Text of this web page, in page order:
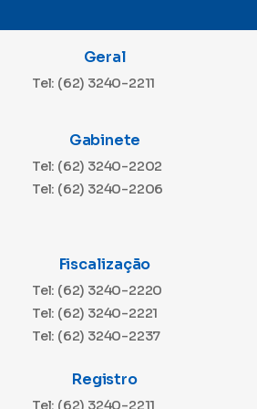
Geral
Tel: (62) 3240-2211
Gabinete
Tel: (62) 3240-2202
Tel: (62) 3240-2206
Fiscalização
Tel: (62) 3240-2220
Tel: (62) 3240-2221
Tel: (62) 3240-2237
Registro
Tel: (62) 3240-2211